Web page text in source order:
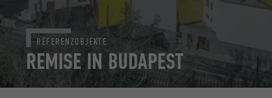
REMISE IN BUDAPEST
REFERENZOBJEKTE